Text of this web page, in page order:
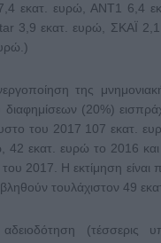
εκατ. ευρώ, ΑΝΤ1 6,4
3,9 εκατ. ευρώ, ΣΚΑΪ
της
διαφημίσεων (20%)
του 2017 107 εκατ.
42 εκατ. ευρώ το 2016
2017. Η εκτίμηση είναι
τουλάχιστον 49
(τέσσερις